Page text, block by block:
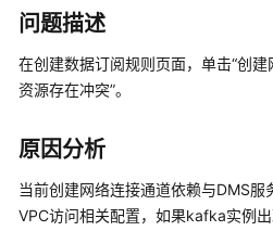
产
品
介
绍
计
费
说
明
问题描述
在创建数据订阅规则页面，单击“创
资源存在冲突”。
原因分析
当前创建网络连接通道依赖与DMS
VPC访问相关配置，如果kafka实例